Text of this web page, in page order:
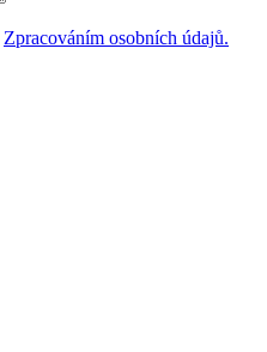
Zpracováním osobních údajů.